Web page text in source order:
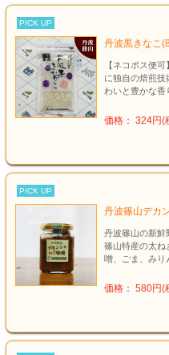
PICK UP
丹波黒きなこ
【ネコポス便
に独自の焙煎
わいと豊かな香
価格： 324円(
PICK UP
丹波篠山デカ
丹波篠山の新鮮
篠山特産の太ね
噌、ごま、みり
価格： 580円(